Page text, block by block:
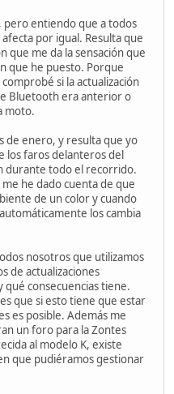
pero entiendo que a todos
por igual. Resulta que
que me da la sensación que
que he puesto. Porque
si la actualización
Bluetooth era anterior o
moto.
de enero, y resulta que yo
los faros delanteros del
durante todo el recorrido.
he dado cuenta de que
de un color y cuando
los cambia
nosotros que utilizamos
de actualizaciones
consecuencias tiene.
que si esto tiene que estar
es posible. Además me
un foro para la Zontes
al modelo K, existe
que pudiéramos gestionar